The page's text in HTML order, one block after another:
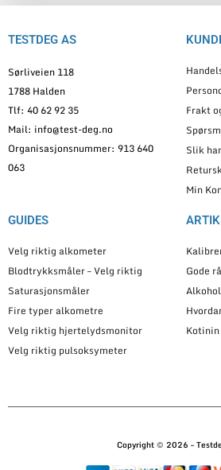
TESTDEG AS
Sørliveien 118
1788 Halden
Tlf: 40 62 92 35
Mail: info@test-deg.no
Organisasjonsnummer: 913 640
063
Frakt
Slik
Min
GUIDES
Velg riktig alkometer
Blodtrykksmåler – Velg riktig
Saturasjonsmåler
Fire typer alkometre
Velg riktig hjertelydsmonitor
Velg riktig pulsoksymeter
Gode
Copyright © 2026 –